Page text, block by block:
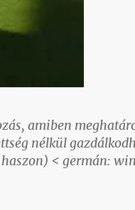
amiben
nélkül
< germán: